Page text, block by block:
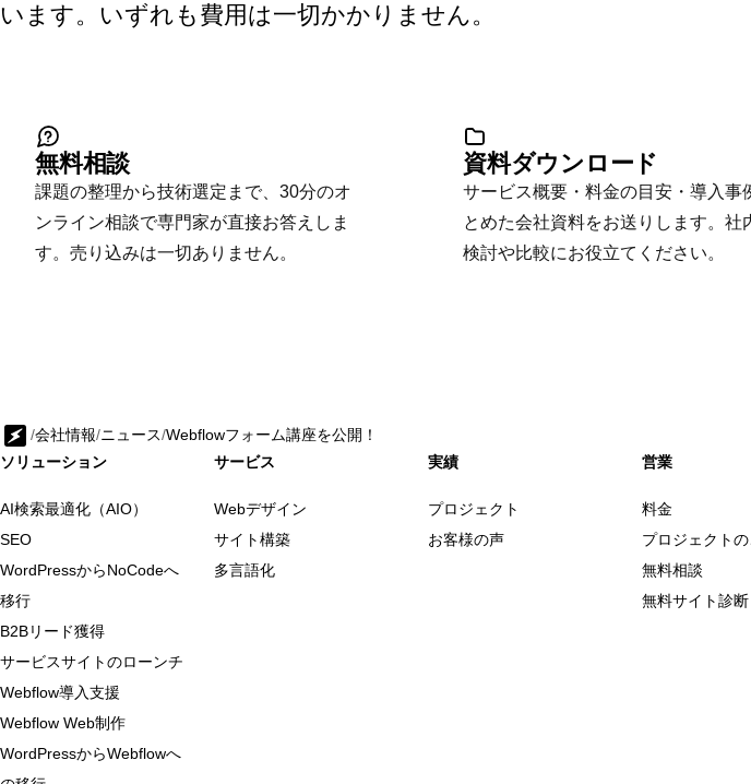
います。いずれも費用は一切かかりません。
無料相談
課題の整理から技術選定まで、30分のオ
ンライン相談で専門家が直接お答えしま
す。売り込みは一切ありません。
資料ダウンロード
サービス概要・料金の目安・導入事
とめた会社資料をお送りします。社
検討や比較にお役立てください。
/会社情報/ニュース/Webflowフォーム講座を公開！
ソリューション
AI検索最適化（AIO）
SEO
WordPressからNoCodeへ
移行
B2Bリード獲得
サービスサイトのローンチ
Webflow導入支援
Webflow Web制作
WordPressからWebflowへ
サービス
Webデザイン
サイト構築
多言語化
実績
プロジェクト
お客様の声
営業
料金
プロジェクト
無料相談
無料サイト診断